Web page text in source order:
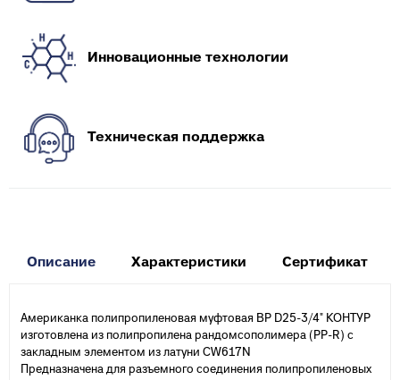
Инновационные технологии
Техническая поддержка
Описание Характеристики Сертификат
Американка полипропиленовая муфтовая ВР D25-3/4" КОНТУР
изготовлена из полипропилена рандомсополимера (PP-R) с
закладным элементом из латуни CW617N
Предназначена для разъемного соединения полипропиленовых